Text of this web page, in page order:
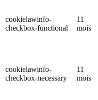
cookielawinfo-
checkbox-functional
11
mois
cookielawinfo-
checkbox-necessary
11
mois